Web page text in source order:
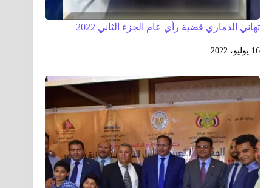
تهاني الذماري قضية رأي عام الجزء الثاني 2022
16 يوليو، 2022